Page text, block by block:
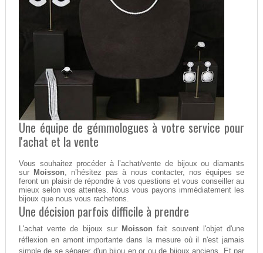
Une équipe de gémmologues à votre service pour
l'achat et la vente
Vous souhaitez procéder à l’achat/vente de bijoux ou diamants
sur Moisson, n’hésitez pas à nous contacter, nos équipes se
feront un plaisir de répondre à vos questions et vous conseiller au
mieux selon vos attentes. Nous vous payons immédiatement les
bijoux que nous vous rachetons.
Une décision parfois difficile à prendre
L'achat vente de bijoux sur Moisson fait souvent l'objet d'une
réflexion en amont importante dans la mesure où il n'est jamais
simple de se séparer d'un bijou en or ou de bijoux anciens. Et par